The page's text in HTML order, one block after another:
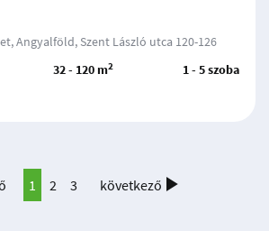
Angyalföld, Szent László utca 120-126
32 - 120 m2 1 - 5 szoba
1 2 3 következő